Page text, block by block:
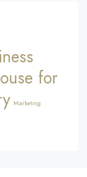
for
Marketing